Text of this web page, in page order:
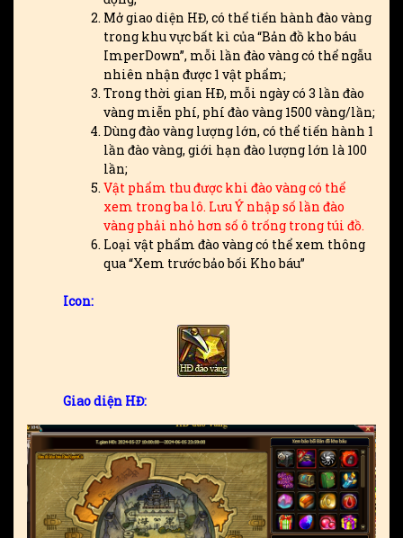
Mở giao diện HĐ, có thể tiến hành đào vàng
trong khu vực bất kì của “Bản đồ kho báu
ImperDown”, mỗi lần đào vàng có thể ngẫu
nhiên nhận được 1 vật phẩm;
Trong thời gian HĐ, mỗi ngày có 3 lần đào
vàng miễn phí, phí đào vàng 1500 vàng/lần;
Dùng đào vàng lượng lớn, có thể tiến hành 1
lần đào vàng, giới hạn đào lượng lớn là 100
lần;
Vật phẩm thu được khi đào vàng có thể
xem trong ba lô. Lưu Ý nhập số lần đào
vàng phải nhỏ hơn số ô trống trong túi đồ.
Loại vật phẩm đào vàng có thể xem thông
qua “Xem trước bảo bối Kho báu”
Icon:
Giao diện HĐ: